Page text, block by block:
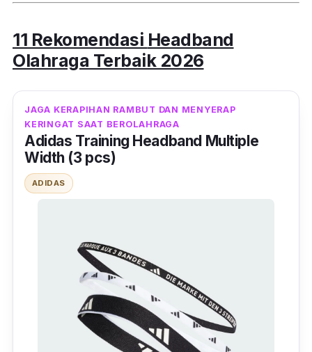
11 Rekomendasi Headband
Olahraga Terbaik 2026
JAGA KERAPIHAN RAMBUT DAN MENYERAP
KERINGAT SAAT BEROLAHRAGA
Adidas Training Headband Multiple
Width (3 pcs)
ADIDAS